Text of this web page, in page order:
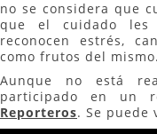
no se considera que
que el cuidado les
reconocen estrés,
como frutos del mismo.
Aunque no está
participado en un
Reporteros. Se puede